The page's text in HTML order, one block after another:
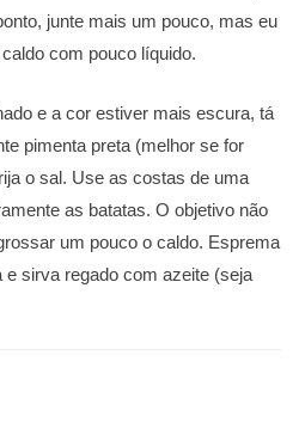
junte mais um pouco, mas eu
com pouco líquido.
e a cor estiver mais escura, tá
pimenta preta (melhor se for
o sal. Use as costas de uma
as batatas. O objetivo não
um pouco o caldo. Esprema
sirva regado com azeite (seja